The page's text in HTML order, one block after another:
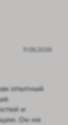
11.06.2026
опытный
и
Он не